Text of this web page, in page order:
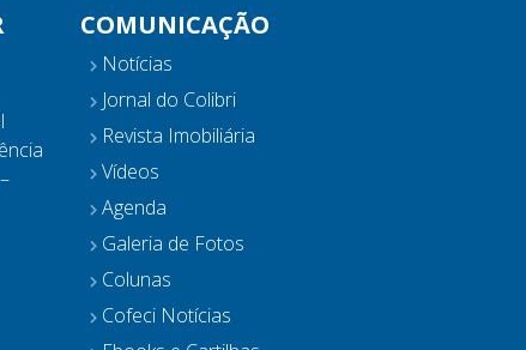
COMUNICAÇÃO
Notícias
Jornal do Colibri
Revista Imobiliária
Vídeos
Agenda
Galeria de Fotos
Colunas
Cofeci Notícias